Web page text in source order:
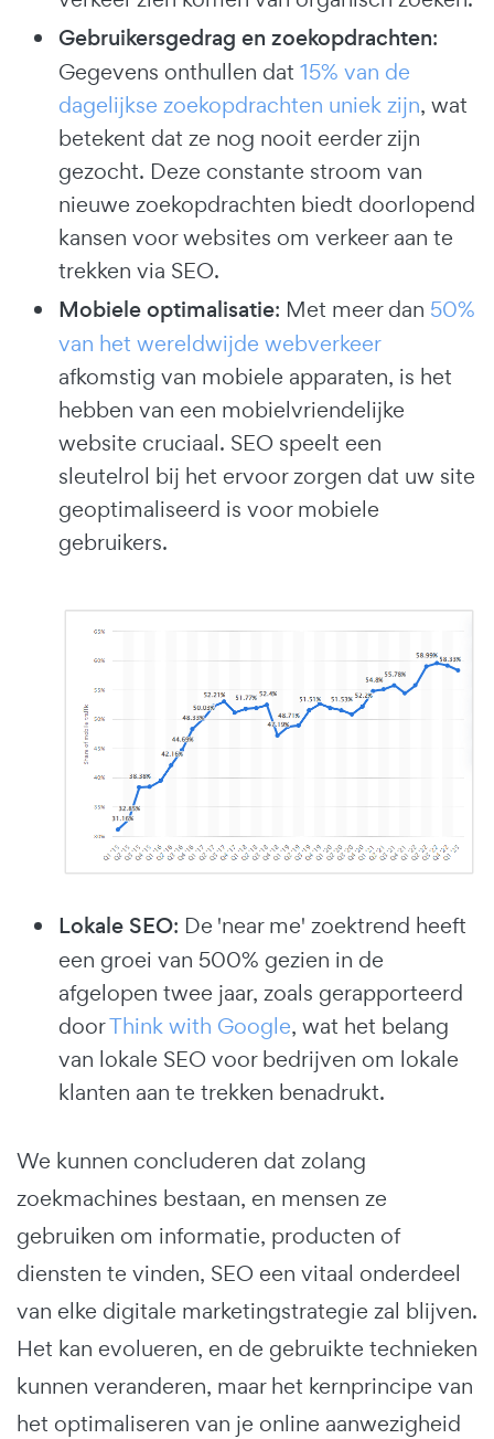
Gebruikersgedrag en zoekopdrachten:
Gegevens onthullen dat 15% van de
dagelijkse zoekopdrachten uniek zijn, wat
betekent dat ze nog nooit eerder zijn
gezocht. Deze constante stroom van
nieuwe zoekopdrachten biedt doorlopend
kansen voor websites om verkeer aan te
trekken via SEO.
Mobiele optimalisatie: Met meer dan 50%
van het wereldwijde webverkeer
afkomstig van mobiele apparaten, is het
hebben van een mobielvriendelijke
website cruciaal. SEO speelt een
sleutelrol bij het ervoor zorgen dat uw site
geoptimaliseerd is voor mobiele
gebruikers.
Lokale SEO: De 'near me' zoektrend heeft
een groei van 500% gezien in de
afgelopen twee jaar, zoals gerapporteerd
doorThink with Google, wat het belang
van lokale SEO voor bedrijven om lokale
klanten aan te trekken benadrukt.
We kunnen concluderen dat zolang
zoekmachines bestaan, en mensen ze
gebruiken om informatie, producten of
diensten te vinden, SEO een vitaal onderdeel
van elke digitale marketingstrategie zal blijven.
Het kan evolueren, en de gebruikte technieken
kunnen veranderen, maar het kernprincipe van
het optimaliseren van je online aanwezigheid